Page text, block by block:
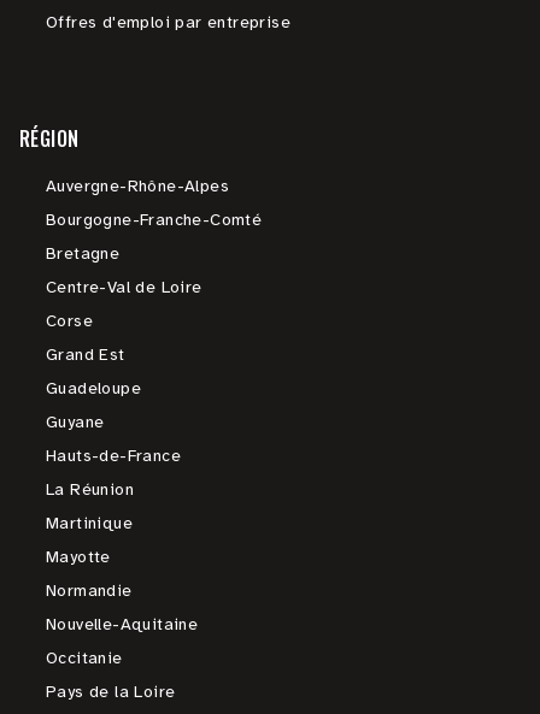
Offres d'emploi par entreprise
RÉGION
Auvergne-Rhône-Alpes
Bourgogne-Franche-Comté
Bretagne
Centre-Val de Loire
Corse
Grand Est
Guadeloupe
Guyane
Hauts-de-France
La Réunion
Martinique
Mayotte
Normandie
Nouvelle-Aquitaine
Occitanie
Pays de la Loire